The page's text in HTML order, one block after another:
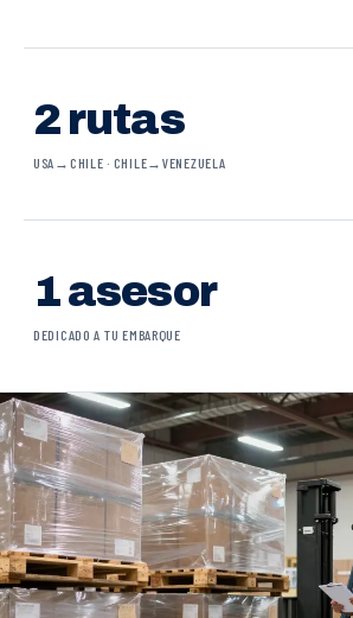
2 rutas
USA→CHILE · CHILE→VENEZUELA
1 asesor
DEDICADO A TU EMBARQUE